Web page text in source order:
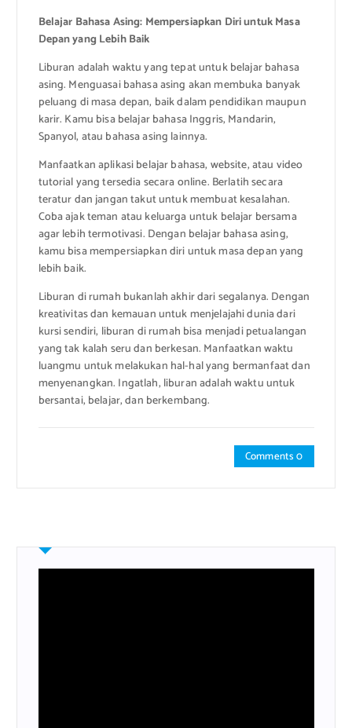
Belajar Bahasa Asing: Mempersiapkan Diri untuk Masa
Depan yang Lebih Baik
Liburan adalah waktu yang tepat untuk belajar bahasa
asing. Menguasai bahasa asing akan membuka banyak
peluang di masa depan, baik dalam pendidikan maupun
karir. Kamu bisa belajar bahasa Inggris, Mandarin,
Spanyol, atau bahasa asing lainnya.
Manfaatkan aplikasi belajar bahasa, website, atau video
tutorial yang tersedia secara online. Berlatih secara
teratur dan jangan takut untuk membuat kesalahan.
Coba ajak teman atau keluarga untuk belajar bersama
agar lebih termotivasi. Dengan belajar bahasa asing,
kamu bisa mempersiapkan diri untuk masa depan yang
lebih baik.
Liburan di rumah bukanlah akhir dari segalanya. Dengan
kreativitas dan kemauan untuk menjelajahi dunia dari
kursi sendiri, liburan di rumah bisa menjadi petualangan
yang tak kalah seru dan berkesan. Manfaatkan waktu
luangmu untuk melakukan hal-hal yang bermanfaat dan
menyenangkan. Ingatlah, liburan adalah waktu untuk
bersantai, belajar, dan berkembang.
Comments 0